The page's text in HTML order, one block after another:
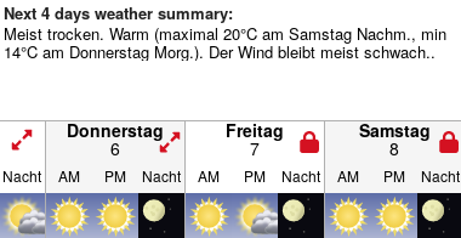
Next 4 days weather summary:
Meist trocken. Warm (maximal 20°C am Samstag Nachm., min
14°C am Donnerstag Morg.). Der Wind bleibt meist schwach..
Donnerstag
6
Freitag
7
Samstag
8
Nacht AM PM Nacht AM PM Nacht AM PM Nacht